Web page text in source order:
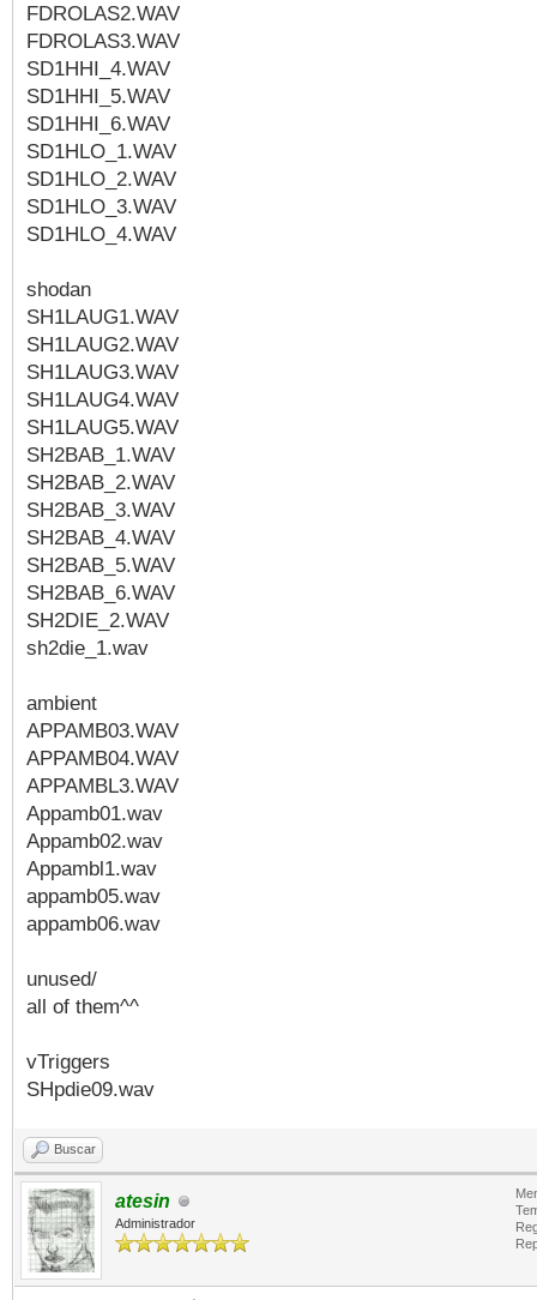
FDROLAS2.WAV
FDROLAS3.WAV
SD1HHI_4.WAV
SD1HHI_5.WAV
SD1HHI_6.WAV
SD1HLO_1.WAV
SD1HLO_2.WAV
SD1HLO_3.WAV
SD1HLO_4.WAV
shodan
SH1LAUG1.WAV
SH1LAUG2.WAV
SH1LAUG3.WAV
SH1LAUG4.WAV
SH1LAUG5.WAV
SH2BAB_1.WAV
SH2BAB_2.WAV
SH2BAB_3.WAV
SH2BAB_4.WAV
SH2BAB_5.WAV
SH2BAB_6.WAV
SH2DIE_2.WAV
sh2die_1.wav
ambient
APPAMB03.WAV
APPAMB04.WAV
APPAMBL3.WAV
Appamb01.wav
Appamb02.wav
Appambl1.wav
appamb05.wav
appamb06.wav
unused/
all of them^^
vTriggers
SHpdie09.wav
Buscar
atesin
Administrador